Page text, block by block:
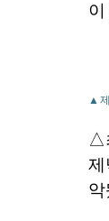
▲
△
제
악